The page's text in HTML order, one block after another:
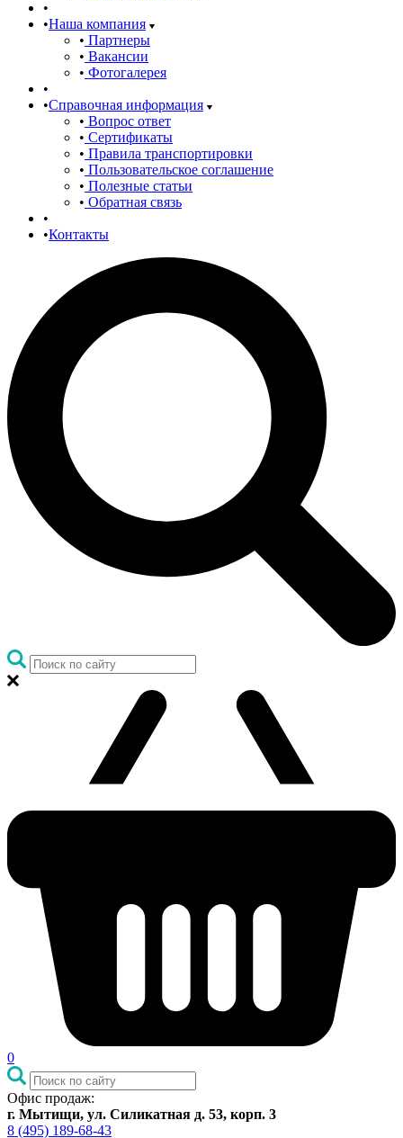
Наша компания
Партнеры
Вакансии
Фотогалерея
Справочная информация
Вопрос ответ
Сертификаты
Правила транспортировки
Пользовательское соглашение
Полезные статьи
Обратная связь
Контакты
0
Офис продаж:
г. Мытищи, ул. Силикатная д. 53, корп. 3
8 (495) 189-68-43